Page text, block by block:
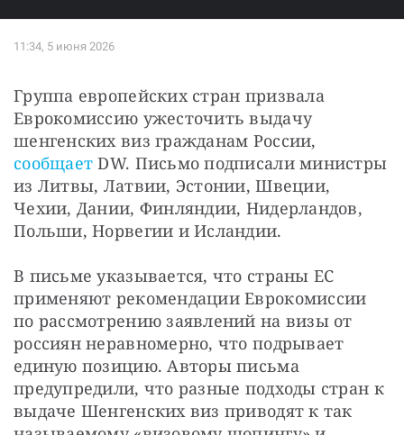
Группа европейских стран призвала
Еврокомиссию ужесточить выдачу
сообщает DW. Письмо подписали министры
из Литвы, Латвии, Эстонии, Швеции,
Чехии, Дании, Финляндии, Нидерландов,
Польши, Норвегии и Исландии.
В письме указывается, что страны ЕС
применяют рекомендации Еврокомиссии
по рассмотрению заявлений на визы от
россиян неравномерно, что подрывает
единую позицию. Авторы письма
предупредили, что разные подходы стран к
выдаче Шенгенских виз приводят к так